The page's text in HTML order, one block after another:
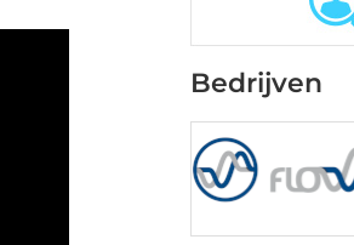
Bedrijven